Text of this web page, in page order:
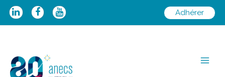
Aller
Adhérer